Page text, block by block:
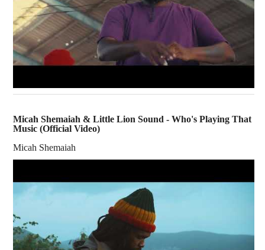
Micah Shemaiah & Little Lion Sound - Who's Playing That
Music (Official Video)
Micah Shemaiah